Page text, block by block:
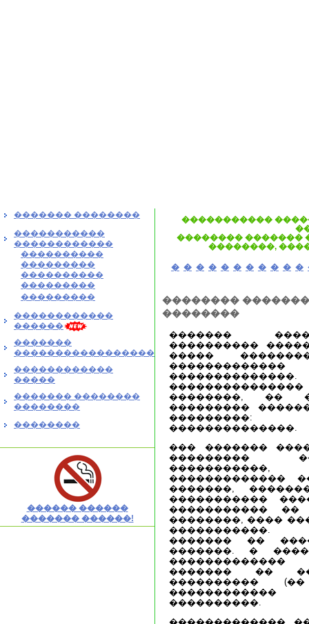
������� ��������
�����������
������������
����������
���������
����������
���������
���������
������������
������
�������
�����������������
������������
�����
������� ��������
��������
��������
������ ������
������� ������!
�����������
�������� �������
��������,
� � � � � � � � � � �
��������
��������
�������
����������
�����
��������, ��
���������
���������:
��������������.
��� �������
���������
�������������
�������,
�����������
����������� ��
��������, ����
�����������.
������� ��
�������. �
������� ��
����������
����������.
�������������